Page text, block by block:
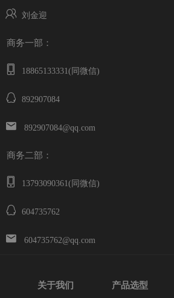
刘金迎
商务一部：
18865133331(同微信)
892907084
892907084@qq.com
商务二部：
13793090361(同微信)
604735762
604735762@qq.com
关于我们 产品选型